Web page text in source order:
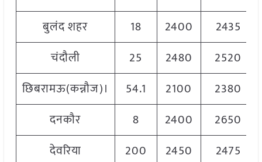
बुलंद शहर
18 2400
2435
चंदौली
25 2480 2520
छिबरामऊ(कन्नौज)।
54.1 2100
2380
दनकौर
8 2400 2650
देवरिया
200 2450
2475